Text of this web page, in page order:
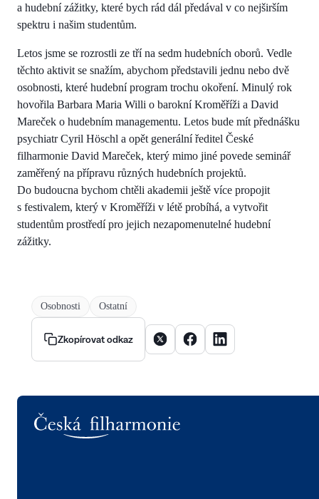
a hudební zážitky, které bych rád dál předával v co nejširším
spektru i našim studentům.
Letos jsme se rozrostli ze tří na sedm hudebních oborů. Vedle
těchto aktivit se snažím, abychom představili jednu nebo dvě
osobnosti, které hudební program trochu okoření. Minulý rok
hovořila Barbara Maria Willi o barokní Kroměříži a David
Mareček o hudebním managementu. Letos bude mít přednášku
psychiatr Cyril Höschl a opět generální ředitel České
filharmonie David Mareček, který mimo jiné povede seminář
zaměřený na přípravu různých hudebních projektů.
Do budoucna bychom chtěli akademii ještě více propojit
s festivalem, který v Kroměříži v létě probíhá, a vytvořit
studentům prostředí pro jejich nezapomenutelné hudební
zážitky.
Osobnosti Ostatní
Zkopírovat odkaz Sdílet článek na X
Sdílet článek na Facebooku
Sdílet článek na